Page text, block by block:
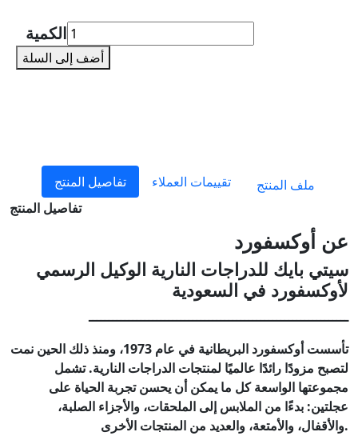
الكمية
أضف إلى السلة
تفاصيل المنتج تقييمات العملاء
ملف المنتج
تفاصيل المنتج
عن أوكسفورد
سيتي بايك للدراجات النارية الوكيل الرسمي
لأوكسفورد في السعودية
ـــــــــــــــــــــــــــــــــــــــــــــــــــــــــــــــــ
تأسست أوكسفورد البريطانية في عام 1973، ومنذ ذلك الحين نمت
لتصبح مزودًا رائدًا عالميًا لمنتجات الدراجات النارية. تشمل
مجموعتها الواسعة كل ما يمكن أن يحسن تجربة الحياة على
عجلتين: بدءًا من الملابس إلى الملحقات، والأجزاء الصلبة،
والأقفال، والأمتعة، والعديد من المنتجات الأخرى.